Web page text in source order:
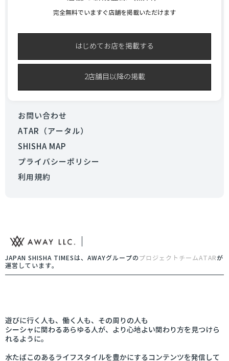
完全無料でいますぐ店舗を掲載いただけます
はじめてお店を掲載する
2店舗目以降の掲載
お問い合わせ
ATAR（アータル）
SHISHA MAP
プライバシーポリシー
利用規約
JAPAN SHISHA TIMESは、AWAYグループの プロジェクトチームATARが
運営しています。
遊びに行く人も、働く人も、その周りの人も
シーシャに関わるあらゆる人が、より心地よい関わり方を見つけら
れるように。
水たばこのあるライフスタイルを豊かにするコンテンツを発信して